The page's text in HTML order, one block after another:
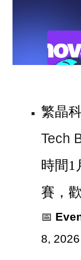
繁晶
Tech
時間1
賽，
📅
8, 2026